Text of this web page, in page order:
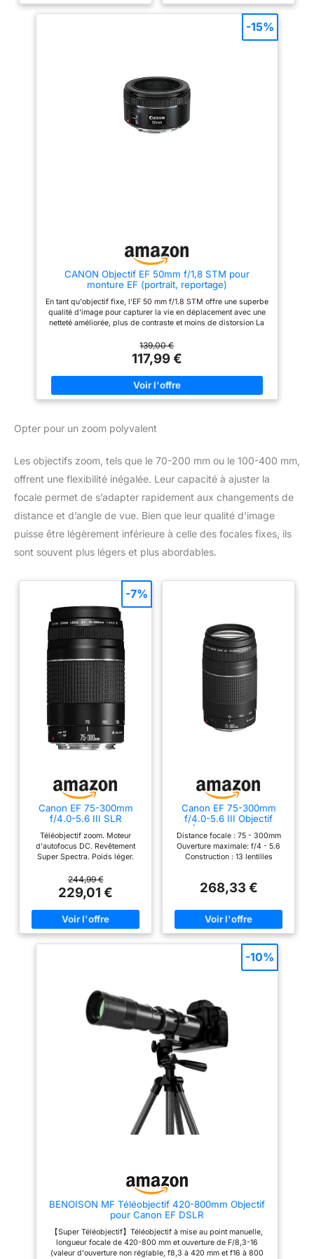
CANON Objectif EF 50mm f/1,8 STM pour
monture EF (portrait, reportage)
En tant qu'objectif fixe, l'EF 50 mm f/1.8 STM offre une superbe
qualité d'image pour capturer la vie en déplacement avec une
netteté améliorée, plus de contraste et moins de distorsion La
nette sur votre sujet et un arrière-plan magnifiquement flou
pour les aider à se démarquer dans le cadre, excellent pour
les portraits La technologie STM (Stepping Motor) est un
mécanisme de mise au point qui vous fournira une mise au
point continue fluide et silencieuse dans les images et les
vidéos lors de l'utilisation du servo AF Le Canon EF 50 mm
objectif d'appareil photo avec vous quand vous en avez
achetez l'adaptateur de monture)
139,00 €
117,99 €
-15%
Opter pour un zoom polyvalent
Les objectifs zoom, tels que le 70-200 mm ou le 100-400 mm,
offrent une flexibilité inégalée. Leur capacité à ajuster la
focale permet de s’adapter rapidement aux changements de
distance et d’angle de vue. Bien que leur qualité d’image
puisse être légèrement inférieure à celle des focales fixes, ils
sont souvent plus légers et plus abordables.
Canon EF 75-300mm
f/4.0-5.6 III SLR
Téléobjectif zoom. Moteur
d'autofocus DC. Revêtement
Super Spectra. Poids léger.
de mise au point minimale de
1,5 m.
244,99 €
229,01 €
-7%
Canon EF 75-300mm
f/4.0-5.6 III Objectif
[Ancien Modèle]
Distance focale : 75 - 300mm
Ouverture maximale: f/4 - 5.6
Construction : 13 lentilles
15' Mise au Point : système
avant motorisé USM Distance
minimale de mise au point : 1,5
m Système zoom de type rotatif
Diamètre maximum x Longueur :
71 x 122 mm Poids : 480 g
268,33 €
BENOISON MF Téléobjectif 420-800mm Objectif
pour Canon EF DSLR
【Super Téléobjectif】Téléobjectif à mise au point manuelle,
longueur focale de 420-800 mm et ouverture de F/8,3-16
(valeur d'ouverture non réglable, f8,3 à 420 mm et f16 à 800
-10%